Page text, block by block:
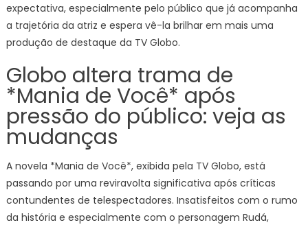
expectativa, especialmente pelo público que já acompanha
a trajetória da atriz e espera vê-la brilhar em mais uma
produção de destaque da TV Globo.
Globo altera trama de
*Mania de Você* após
pressão do público: veja as
mudanças
A novela *Mania de Você*, exibida pela TV Globo, está
passando por uma reviravolta significativa após críticas
contundentes de telespectadores. Insatisfeitos com o rumo
da história e especialmente com o personagem Rudá,